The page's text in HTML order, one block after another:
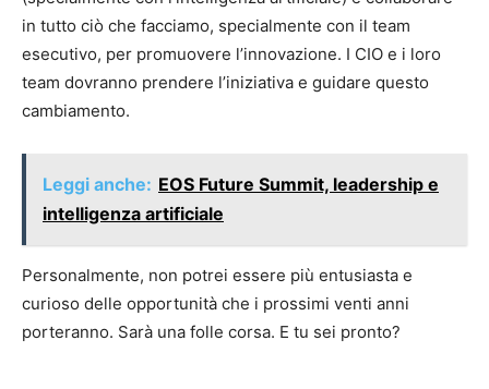
in tutto ciò che facciamo, specialmente con il team
esecutivo, per promuovere l’innovazione. I CIO e i loro
team dovranno prendere l’iniziativa e guidare questo
cambiamento.
Leggi anche: EOS Future Summit, leadership e
intelligenza artificiale
Personalmente, non potrei essere più entusiasta e
curioso delle opportunità che i prossimi venti anni
porteranno. Sarà una folle corsa. E tu sei pronto?